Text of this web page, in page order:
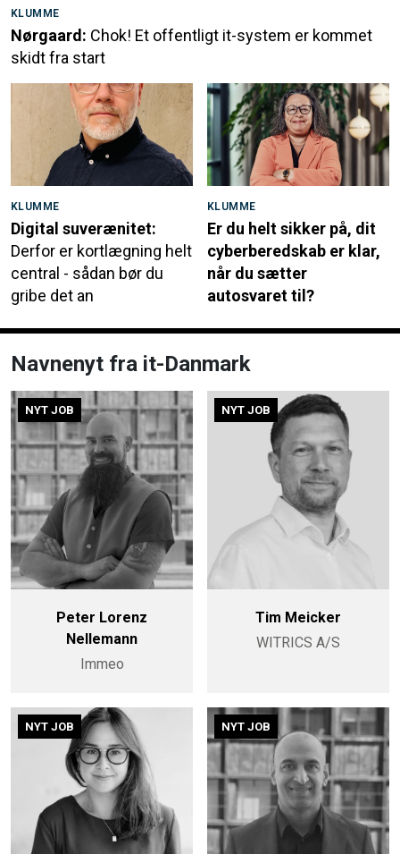
KLUMME
Nørgaard: Chok! Et offentligt it-system er kommet
skidt fra start
KLUMME
Digital suverænitet:
Derfor er kortlægning helt
central - sådan bør du
gribe det an
KLUMME
Er du helt sikker på, dit
cyberberedskab er klar,
når du sætter
autosvaret til?
Navnenyt fra it-Danmark
NYT JOB
Peter Lorenz
Nellemann
Immeo
NYT JOB
Tim Meicker
WITRICS A/S
NYT JOB NYT JOB